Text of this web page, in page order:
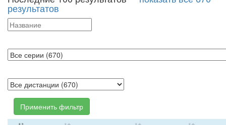
результатов
Применить фильтр